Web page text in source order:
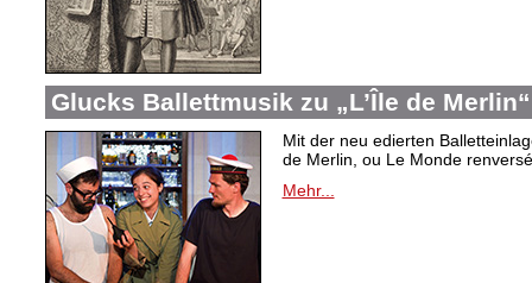
Glucks Ballettmusik zu „L’Île de Merlin“
Mit der neu edierten
de Merlin, ou Le Monde
Mehr...